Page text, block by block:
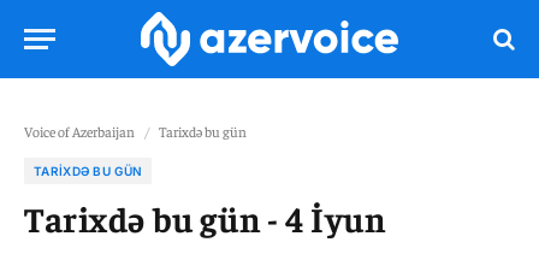
Voice of Azerbaijan / Tarixdə bu gün
TARIXDƏ BU GÜN
Tarixdə bu gün - 4 İyun